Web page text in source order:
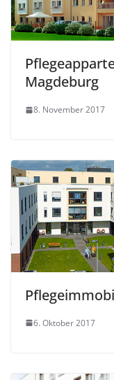
Magdeburg
8. November 2017
6. Oktober 2017